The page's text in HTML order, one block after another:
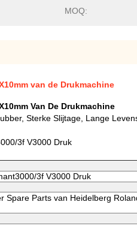
MOQ:
van de Drukmachine
Van De Drukmachine
Sterke Slijtage, Lange
3f V3000 Druk
3f V3000 Druk
Spare Parts van Heidelberg